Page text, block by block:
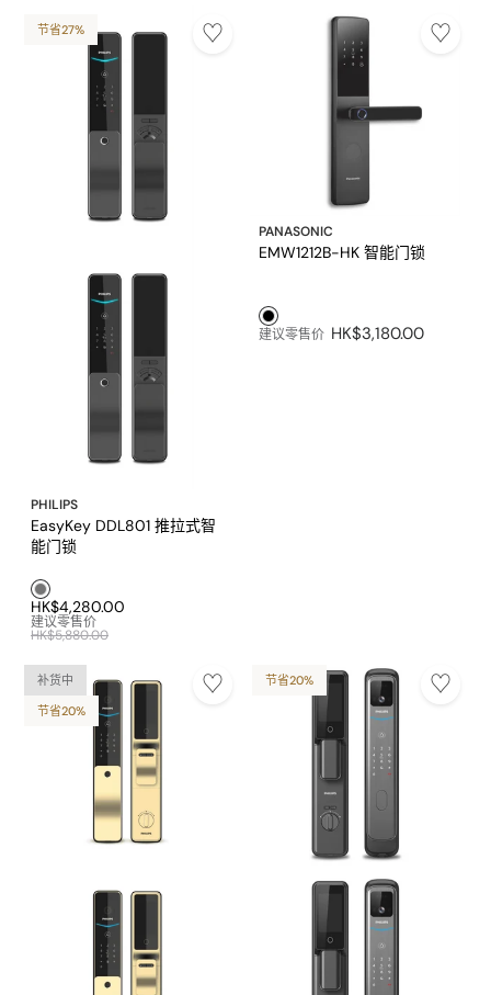
节省27%
PHILIPS
EasyKey DDL801 推拉式智
能门锁
灰色1
HK$4,280.00
建议零售价
HK$5,880.00
PANASONIC
EMW1212B-HK 智能门锁
黑色1
建议零售价 HK$3,180.00
补货中
节省20%
节省20%